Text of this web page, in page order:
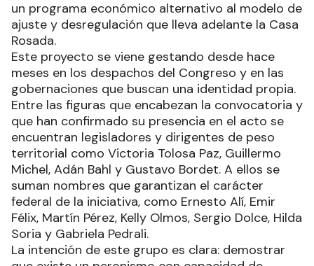
un programa económico alternativo al modelo de
ajuste y desregulación que lleva adelante la Casa
Rosada.
Este proyecto se viene gestando desde hace
meses en los despachos del Congreso y en las
gobernaciones que buscan una identidad propia.
Entre las figuras que encabezan la convocatoria y
que han confirmado su presencia en el acto se
encuentran legisladores y dirigentes de peso
territorial como Victoria Tolosa Paz, Guillermo
Michel, Adán Bahl y Gustavo Bordet. A ellos se
suman nombres que garantizan el carácter
federal de la iniciativa, como Ernesto Alí, Emir
Félix, Martín Pérez, Kelly Olmos, Sergio Dolce, Hilda
Soria y Gabriela Pedrali.
La intención de este grupo es clara: demostrar